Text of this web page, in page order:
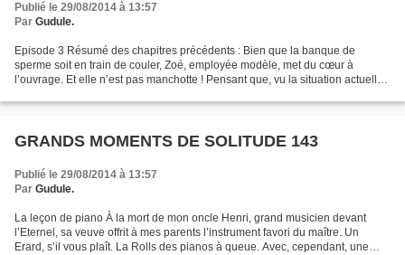
Publié le 29/08/2014 à 13:57
Par Gudule.
Episode 3 Résumé des chapitres précédents : Bien que la banque de
sperme soit en train de couler, Zoé, employée modèle, met du cœur à
l’ouvrage. Et elle n’est pas manchotte ! Pensant que, vu la situation actuelle
GRANDS MOMENTS DE SOLITUDE 143
Publié le 29/08/2014 à 13:57
Par Gudule.
La leçon de piano À la mort de mon oncle Henri, grand musicien devant
l’Eternel, sa veuve offrit à mes parents l’instrument favori du maître. Un
Erard, s’il vous plaît. La Rolls des pianos à queue. Avec, cependant, une